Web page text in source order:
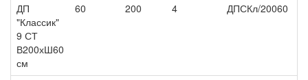
ДП
"Классик"
9 СТ
В200хШ60
см
60 200 4 ДПСКл/20060